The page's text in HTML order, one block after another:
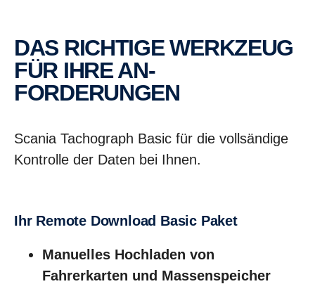
DAS RICHTIGE WERK­ZEUG
FÜR IHRE AN­
FORDERUNGEN
Scania Tachograph Basic für die vollsändige
Kontrolle der Daten bei Ihnen.
Ihr Remote Download Basic Paket
Manuelles Hochladen von
Fahrerkarten und Massenspeicher